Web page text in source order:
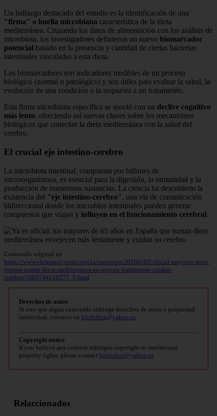
Un hallazgo destacado del estudio es la identificación de una
"firma" o huella microbiana característica de la dieta
mediterránea. Cruzando los datos de alimentación con los análisis de
microbiota, los investigadores definieron un nuevo biomarcador
potencial basado en la presencia y cantidad de ciertas bacterias
intestinales vinculadas a esta dieta.
Los biomarcadores son indicadores medibles de un proceso
biológico (normal o patológico) y son útiles para evaluar la salud, la
evolución de una condición o la respuesta a un tratamiento.
Esta firma microbiana específica se asoció con un declive cognitivo
más lento, ofreciendo así nuevas claves sobre los mecanismos
biológicos que conectan la dieta mediterránea con la salud del
cerebro.
El crucial eje intestino-cerebro
La microbiota intestinal, compuesta por billones de
microorganismos, es esencial para la digestión, la inmunidad y la
producción de numerosas sustancias. La ciencia ha descubierto la
existencia del "eje intestino-cerebro", una vía de comunicación
bidireccional donde los microbios intestinales pueden generar
compuestos que viajan y influyen en el funcionamiento cerebral.
Contenido original en
https://www.elespanol.com/ciencia/nutricion/20260202/oficial-mayores-anos-
espana-toman-dieta-mediterranea-envejecen-lentamente-cuidan-
cerebro/1003744110277_0.html
Derechos de autor
Si cree que algún contenido infringe derechos de autor o propiedad
intelectual, contacte en bitelchux@yahoo.es.
Copyright notice
If you believe any content infringes copyright or intellectual
property rights, please contact bitelchux@yahoo.es.
Relaccionados